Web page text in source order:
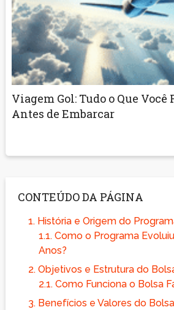
Viagem Gol: Tudo o Que Você
Antes de Embarcar
CONTEÚDO DA PÁGINA
1.História e Origem do
1.1.Como o Programa
Anos?
2.Objetivos e Estrutura do
2.1.Como Funciona o Bolsa
3.Benefícios e Valores do